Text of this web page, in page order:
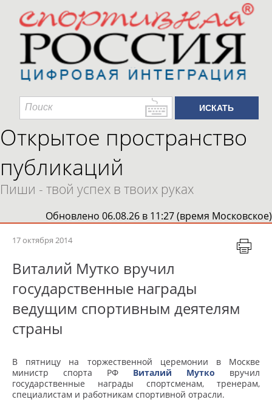
Открытое пространство
публикаций
Пиши - твой успех в твоих руках
Обновлено 06.08.26 в 11:27 (время Московское)
17 октября 2014
Виталий Мутко вручил
государственные награды
ведущим спортивным деятелям
страны
В пятницу на торжественной церемонии в Москве
министр спорта РФ Виталий Мутко вручил
государственные награды спортсменам, тренерам,
специалистам и работникам спортивной отрасли.